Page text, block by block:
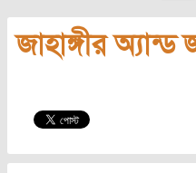
জাহাঙ্গীর অ্যান্ড